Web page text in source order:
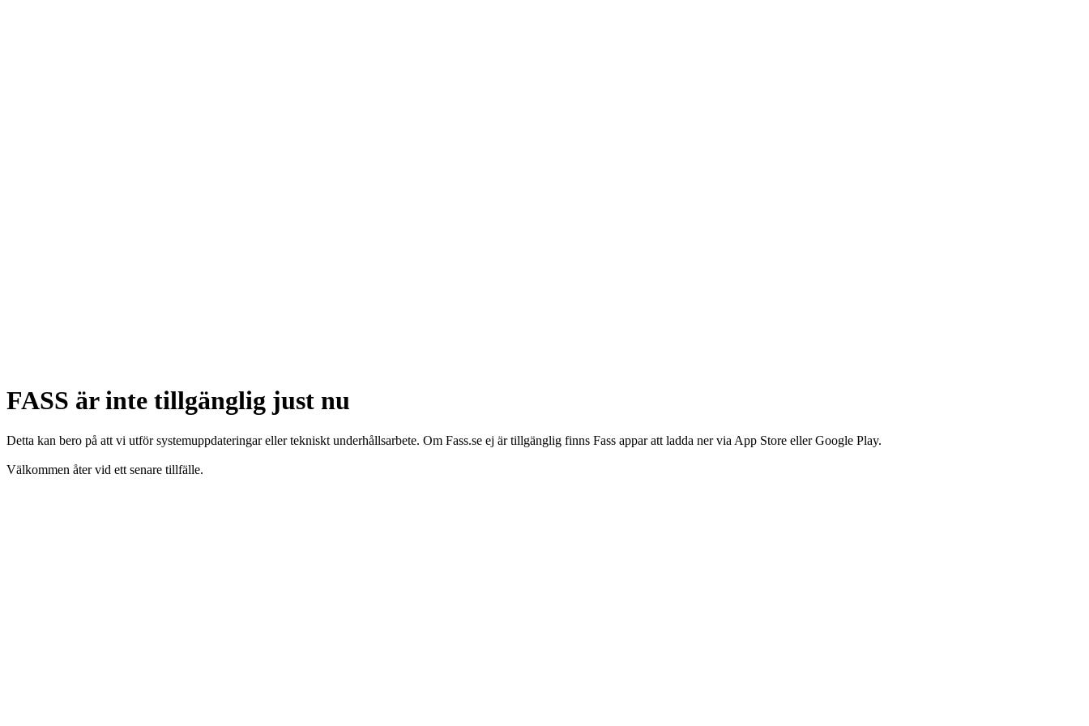
FASS är inte tillgänglig just nu
Detta kan bero på att vi utför systemuppdateringar eller tekniskt underhållsarbete. Om Fass.se ej är tillgänglig finns Fass appar att ladda ner via App Store eller Google Play.
Välkommen åter vid ett senare tillfälle.